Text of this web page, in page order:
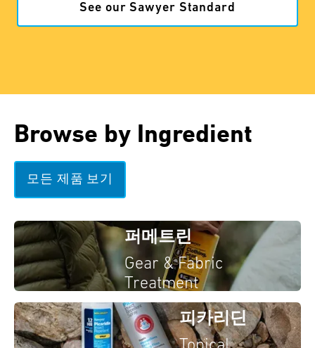
See our Sawyer Standard
Browse by Ingredient
모든 제품 보기
퍼메트린
Gear & Fabric
Treatment
피카리딘